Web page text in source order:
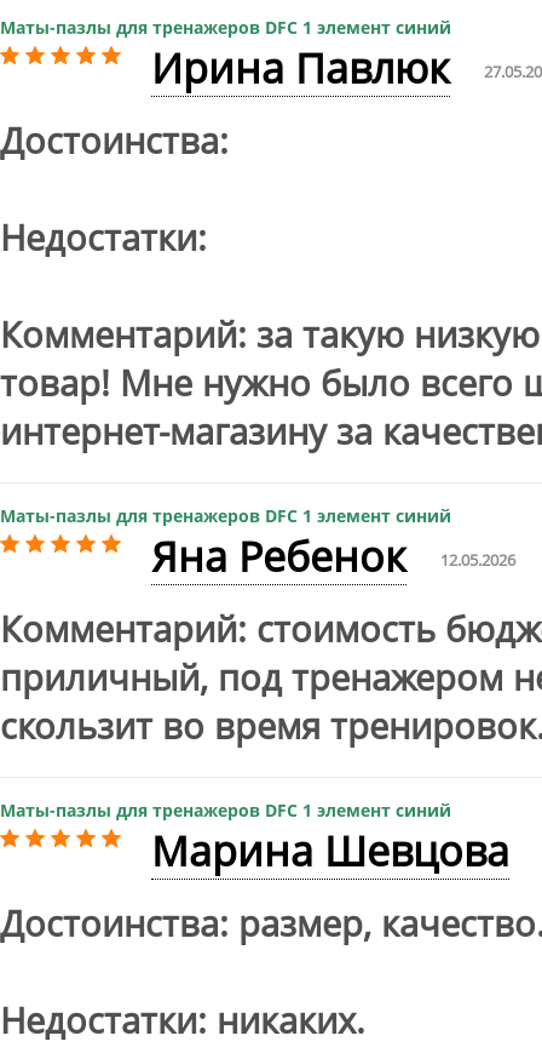
Маты-пазлы для тренажеров DFC 1 элемент синий
Ирина Павлюк
Достоинства:
Недостатки:
Комментарий: за такую
товар! Мне нужно было всего
интернет-магазину за
Маты-пазлы для тренажеров DFC 1 элемент синий
Яна Ребенок 12.05.2026
Комментарий: стоимость
приличный, под тренажером
скользит во время
Маты-пазлы для тренажеров DFC 1 элемент синий
Марина Шевцова
Достоинства: размер,
Недостатки: никаких.